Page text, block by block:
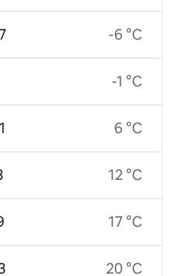
-6 °C
-1 °C
6 °C
12 °C
17 °C
20 °C